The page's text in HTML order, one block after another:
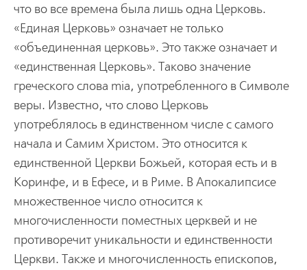
что во все времена была лишь одна Церковь.
«Единая Церковь» означает не только
«объединенная церковь». Это также означает и
«единственная Церковь». Таково значение
греческого слова mia, употребленного в Символе
веры. Известно, что слово Церковь
употреблялось в единственном числе с самого
начала и Самим Христом. Это относится к
единственной Церкви Божьей, которая есть и в
Коринфе, и в Ефесе, и в Риме. В Апокалипсисе
множественное число относится к
многочисленности поместных церквей и не
противоречит уникальности и единственности
Церкви. Также и многочисленность епископов,